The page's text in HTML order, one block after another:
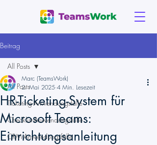
Beitrag
All Posts
Ticketing-Anwendungsfälle
Checklist-Anwendungsfälle
CRM-Anwendungsfälle
All Posts
HR-Ticketing-System für
Microsoft Teams:
Einrichtungsanleitung
Marc (TeamsWork)
2. Mai 2025 4 Min. Lesezeit